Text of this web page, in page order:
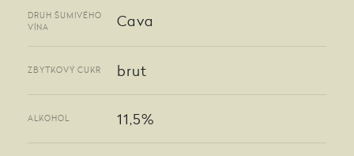
DRUH ŠUMIVÉHO
VÍNA
Cava
ZBYTKOVÝ CUKR brut
ALKOHOL 11,5%